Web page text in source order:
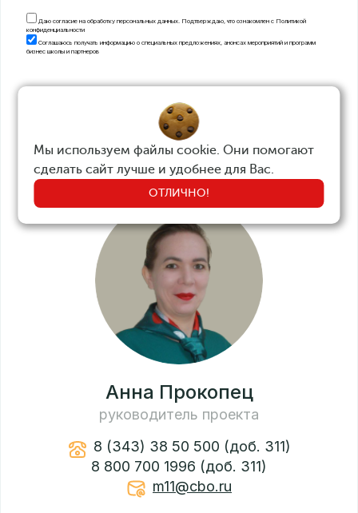
Даю согласие на обработку персональных данных. Подтверждаю, что ознакомлен с Политикой
конфиденциальности
Соглашаюсь получать информацию о специальных предложениях, анонсах мероприятий и программ
бизнес школы и партнеров
Отправить
* — заполняя форму, вы соглашаетесь с
политикойобработки персональных данных
Анна Прокопец
руководитель проекта
8 (343) 38 50 500 (доб. 311)
8 800 700 1996 (доб. 311)
m11@cbo.ru
Мы используем файлы cookie. Они помогают
сделать сайт лучше и удобнее для Вас.
ОТЛИЧНО!